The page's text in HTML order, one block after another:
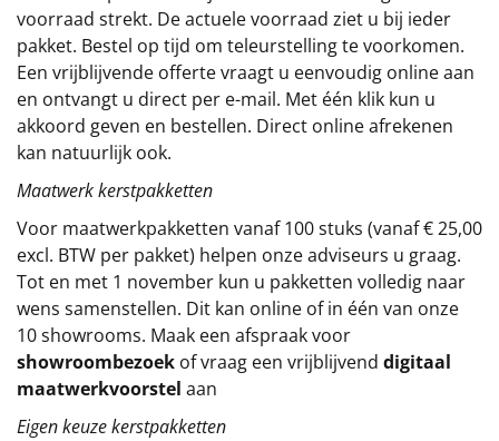
Kerstgeschenken 2026
Relatiegeschenken
Cadeaubon
Alle overige
voorraad strekt. De actuele voorraad ziet u bij ieder
pakket. Bestel op tijd om teleurstelling te voorkomen.
Een vrijblijvende offerte vraagt u eenvoudig online aan
en ontvangt u direct per e-mail. Met één klik kun u
akkoord geven en bestellen. Direct online afrekenen
kan natuurlijk ook.
Maatwerk kerstpakketten
Voor maatwerkpakketten vanaf 100 stuks (vanaf € 25,00
excl. BTW per pakket) helpen onze adviseurs u graag.
Tot en met 1 november kun u pakketten volledig naar
wens samenstellen. Dit kan online of in één van onze
10 showrooms. Maak een afspraak voor
showroombezoek of vraag een vrijblijvend digitaal
maatwerkvoorstel aan
Eigen keuze kerstpakketten